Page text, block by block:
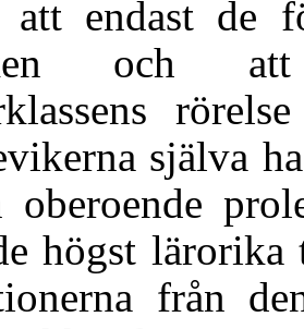
att endast de
och att
själva
oberoende
högst lärorika
från